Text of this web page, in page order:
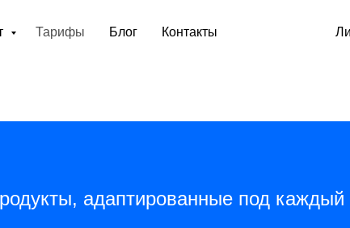
Тарифы Блог Контакты
адаптированные под каждый